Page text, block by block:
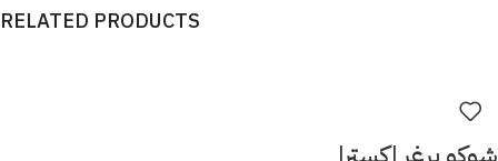
RELATED PRODUCTS